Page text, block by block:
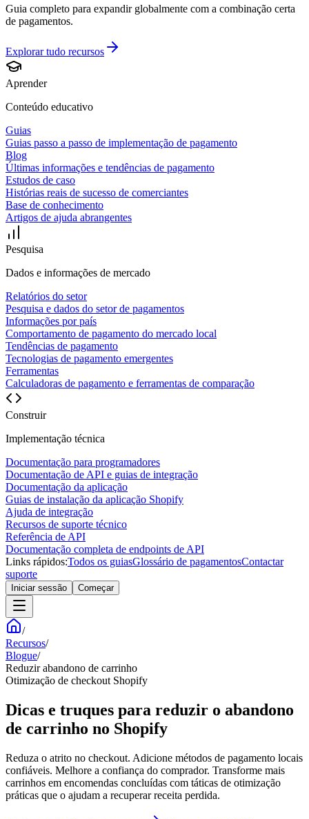
Guia completo para expandir globalmente com a combinação certa
de pagamentos.
Explorar tudo recursos
Aprender
Conteúdo educativo
Guias
Guias passo a passo de implementação de pagamento
Blog
Últimas informações e tendências de pagamento
Estudos de caso
Histórias reais de sucesso de comerciantes
Base de conhecimento
Artigos de ajuda abrangentes
Pesquisa
Dados e informações de mercado
Relatórios do setor
Pesquisa e dados do setor de pagamentos
Informações por país
Comportamento de pagamento do mercado local
Tendências de pagamento
Tecnologias de pagamento emergentes
Ferramentas
Calculadoras de pagamento e ferramentas de comparação
Construir
Implementação técnica
Documentação para programadores
Documentação de API e guias de integração
Documentação da aplicação
Guias de instalação da aplicação Shopify
Ajuda de integração
Recursos de suporte técnico
Referência de API
Documentação completa de endpoints de API
Links rápidos:Todos os guiasGlossário de pagamentosContactar
suporte
Iniciar sessão Começar
/
Recursos/
Blogue/
Reduzir abandono de carrinho
Otimização de checkout Shopify
Dicas e truques para reduzir o abandono
de carrinho no Shopify
Reduza o atrito no checkout. Adicione métodos de pagamento locais
confiáveis. Melhore a confiança do comprador. Transforme mais
carrinhos em encomendas concluídas com táticas de otimização
práticas que o ajudam a recuperar receita perdida.